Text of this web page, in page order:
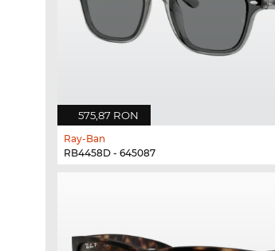
575,87 RON
Ray-Ban
RB4458D - 645087